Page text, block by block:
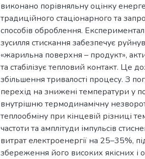
виконано порівняльну оцінку
традиційного стаціонарного та
способів оброблення.
зусилля стискання забезпечує
«жарильна поверхня – продукт»,
та стабілізує тепловий контакт. Це
збільшення тривалості процесу. З
перехід на знижені температури у
внутрішню термодинамічну
теплообміну при кінцевій різниці
частоти та амплітуди імпульсів
витрат електроенергії на 25–35%,
збереження його високих якісних і